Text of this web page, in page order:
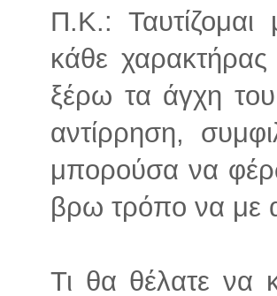
Π.Κ.: Ταυτίζομαι
κάθε
ξέρω τα άγχη του
αντίρρηση,
μπορούσα να
βρω τρόπο να με
Τι θα θέλατε να